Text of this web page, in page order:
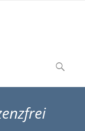
to
content
Suchen
nach: